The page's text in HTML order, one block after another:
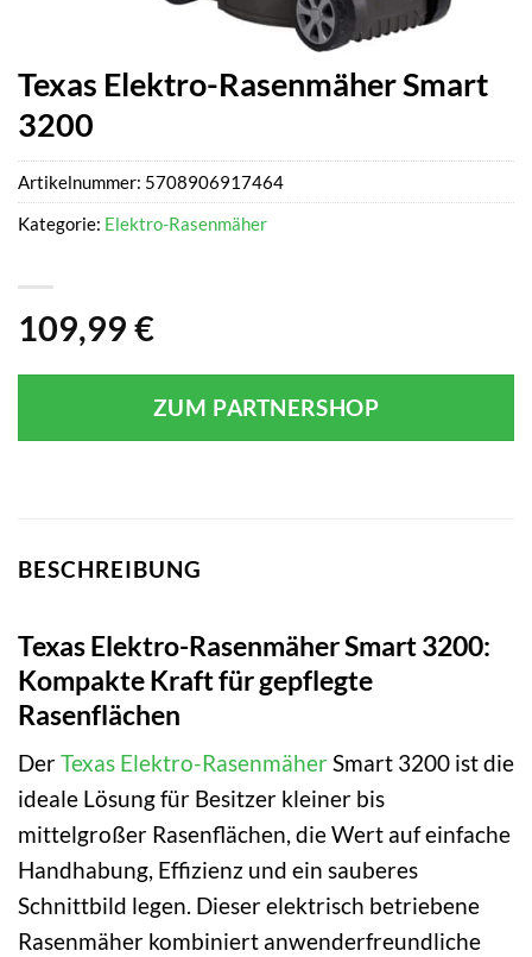
Texas Elektro-Rasenmäher Smart
3200
109,99 €
ZUM PARTNERSHOP
Artikelnummer: 5708906917464
Kategorie: Elektro-Rasenmäher
BESCHREIBUNG
Texas Elektro-Rasenmäher Smart 3200:
Kompakte Kraft für gepflegte
Rasenflächen
DerTexas Elektro-RasenmäherSmart 3200 ist die
ideale Lösung für Besitzer kleiner bis
mittelgroßer Rasenflächen, die Wert auf einfache
Handhabung, Effizienz und ein sauberes
Schnittbild legen. Dieser elektrisch betriebene
Rasenmäher kombiniert anwenderfreundliche